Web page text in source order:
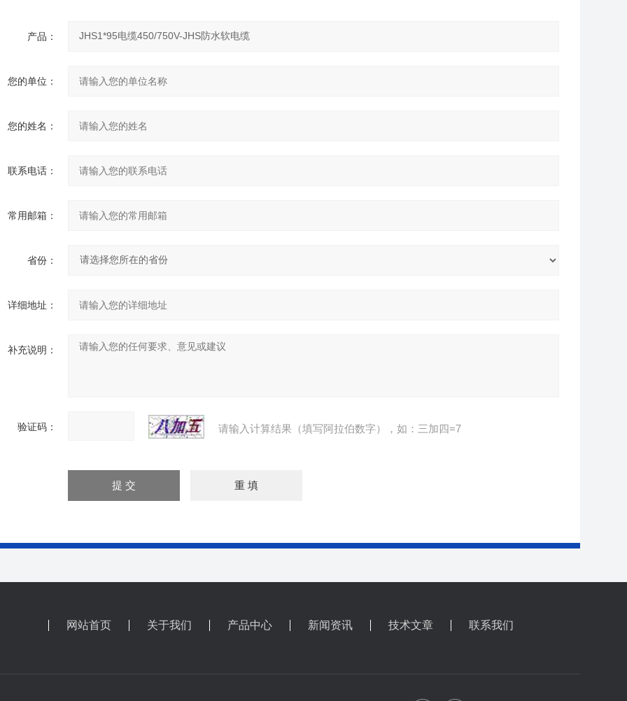
产品：
您的单位：
您的姓名：
联系电话：
常用邮箱：
省份：
详细地址：
补充说明：
验证码： 请输入计算结果（填写阿拉伯数字），如：三加四=7
网站首页 关于我们 产品中心 新闻资讯 技术文章 联系我们